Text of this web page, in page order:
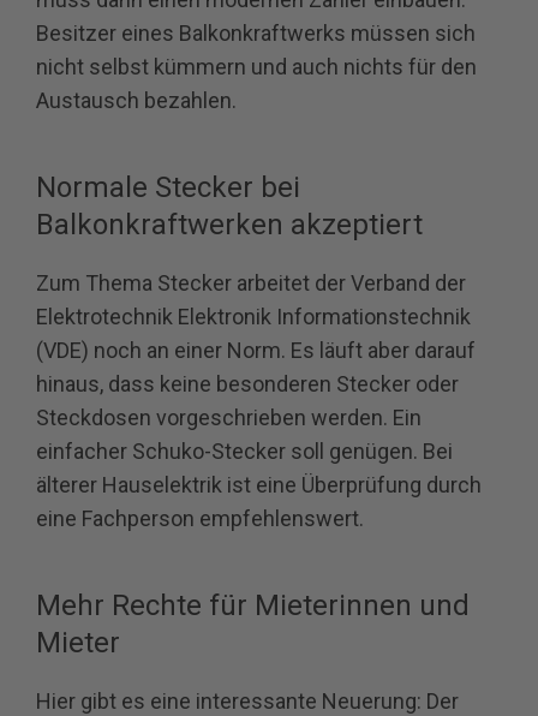
Besitzer eines Balkonkraftwerks müssen sich
nicht selbst kümmern und auch nichts für den
Austausch bezahlen.
Normale Stecker bei
Balkonkraftwerken akzeptiert
Zum Thema Stecker arbeitet der Verband der
Elektrotechnik Elektronik Informationstechnik
(VDE) noch an einer Norm. Es läuft aber darauf
hinaus, dass keine besonderen Stecker oder
Steckdosen vorgeschrieben werden. Ein
einfacher Schuko-Stecker soll genügen. Bei
älterer Hauselektrik ist eine Überprüfung durch
eine Fachperson empfehlenswert.
Mehr Rechte für Mieterinnen und
Mieter
Hier gibt es eine interessante Neuerung: Der